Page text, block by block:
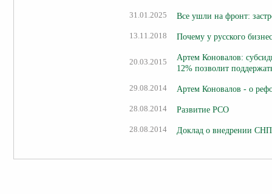
31.01.2025 Все ушли на фронт:
13.11.2018 Почему у русского
20.03.2015
Артем Коновалов:
12% позволит
29.08.2014 Артем Коновалов - о
28.08.2014 Развитие РСО
28.08.2014 Доклад о внедрении СНП